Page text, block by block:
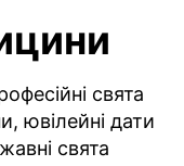
свята
ювілейні дати
свята